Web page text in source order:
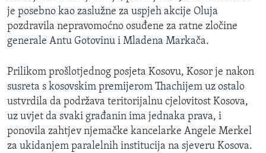
je posebno kao zaslužne za uspjeh akcije Oluja
pozdravila nepravomoćno osuđene za ratne zločine
generale Antu Gotovinu i Mladena Markača.
Prilikom prošlotjednog posjeta Kosovu, Kosor je nakon
susreta s kosovskim premijerom Thachijem uz ostalo
ustvrdila da podržava teritorijalnu cjelovitost Kosova,
uz uvjet da svaki građanin ima jednaka prava, i
ponovila zahtjev njemačke kancelarke Angele Merkel
za ukidanjem paralelnih institucija na sjeveru Kosova.